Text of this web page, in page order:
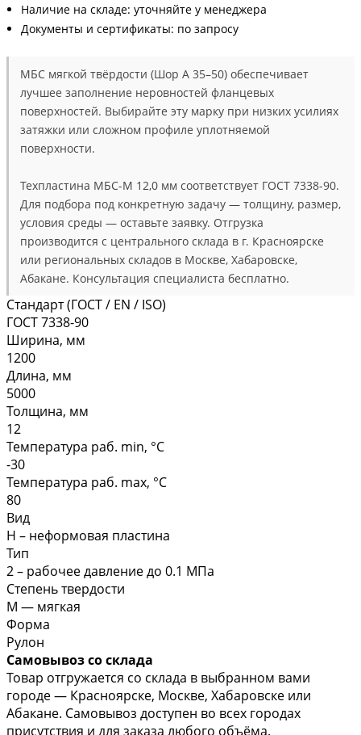
Наличие на складе: уточняйте у менеджера
Документы и сертификаты: по запросу
МБС мягкой твёрдости (Шор А 35–50) обеспечивает
лучшее заполнение неровностей фланцевых
поверхностей. Выбирайте эту марку при низких усилиях
затяжки или сложном профиле уплотняемой
поверхности.
Техпластина МБС-М 12,0 мм соответствует ГОСТ 7338-90.
Для подбора под конкретную задачу — толщину, размер,
условия среды — оставьте заявку. Отгрузка
производится с центрального склада в г. Красноярске
или региональных складов в Москве, Хабаровске,
Абакане. Консультация специалиста бесплатно.
Стандарт (ГОСТ / EN / ISO)
ГОСТ 7338-90
Ширина, мм
1200
Длина, мм
5000
Толщина, мм
12
Температура раб. min, °C
-30
Температура раб. max, °C
80
Вид
Н – неформовая пластина
Тип
2 – рабочее давление до 0.1 МПа
Степень твердости
М — мягкая
Форма
Рулон
Самовывоз со склада
Товар отгружается со склада в выбранном вами
городе — Красноярске, Москве, Хабаровске или
Абакане. Самовывоз доступен во всех городах
присутствия и для заказа любого объёма.